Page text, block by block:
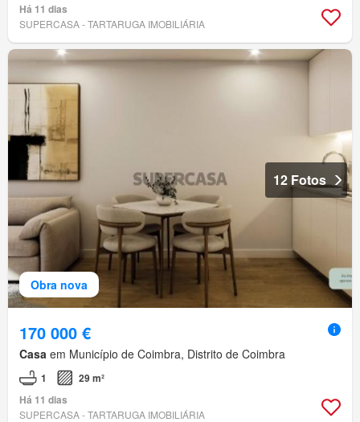
Há 11 dias
SUPERCASA - TARTARUGA IMOBILIÁRIA
Obra nova
12 Fotos
170 000 €
Casa em Município de Coimbra, Distrito de Coimbra
1
29 m²
Há 11 dias
SUPERCASA - TARTARUGA IMOBILIÁRIA